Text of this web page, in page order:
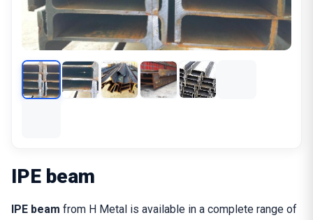
IPE beam
IPE beam from H Metal is available in a complete range of